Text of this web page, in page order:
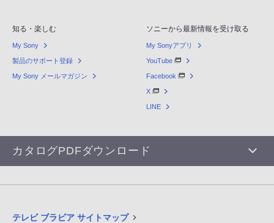
知る・楽しむ
My Sony
製品のサポート登録
My Sony メールマガジン
ソニーから最新情報を受け取る
My Sonyアプリ
YouTube
Facebook
X
LINE
カタログPDFダウンロード
テレビ ブラビア サイトマップ